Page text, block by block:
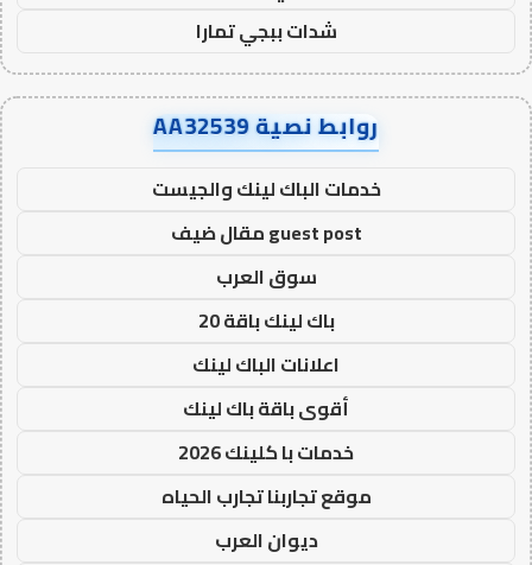
شدات ببجي تمارا
روابط نصية AA32539
خدمات الباك لينك والجيست
guest post مقال ضيف
سوق العرب
باك لينك باقة 20
اعلانات الباك لينك
أقوى باقة باك لينك
خدمات با كلينك 2026
موقع تجاربنا تجارب الحياه
ديوان العرب